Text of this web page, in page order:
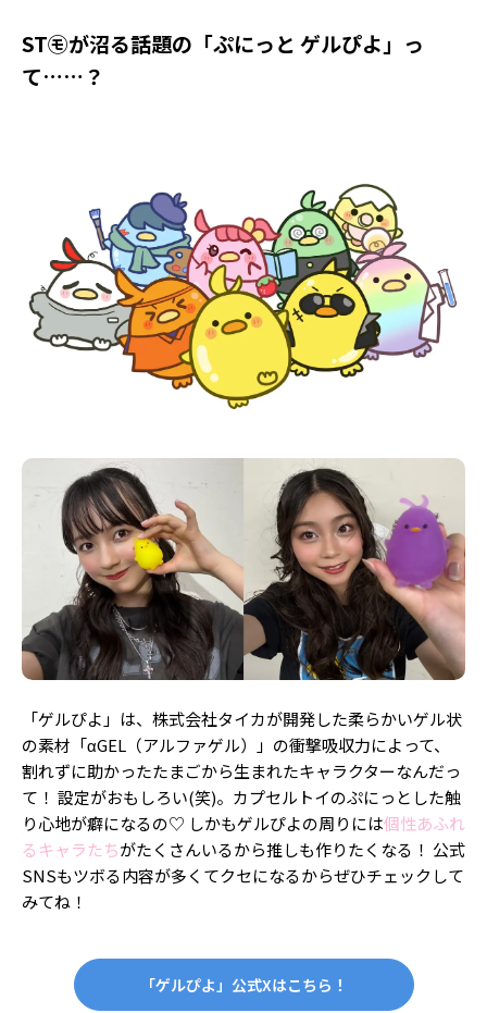
ゲッターズ飯田
MISS SEVENTEEN
Seventeenについて
Follow us
ST member
ST㋲が沼る話題の「ぷにっと ゲルぴよ」っ
て……？
「ゲルぴよ」は、株式会社タイカが開発した柔らかいゲル状
の素材「αGEL（アルファゲル）」の衝撃吸収力によって、
割れずに助かったたまごから生まれたキャラクターなんだっ
て！ 設定がおもしろい(笑)。カプセルトイのぷにっとした触
り心地が癖になるの♡ しかもゲルぴよの周りには個性あふれ
るキャラたちがたくさんいるから推しも作りたくなる！ 公式
SNSもツボる内容が多くてクセになるからぜひチェックして
みてね！
「ゲルぴよ」公式Xはこちら！